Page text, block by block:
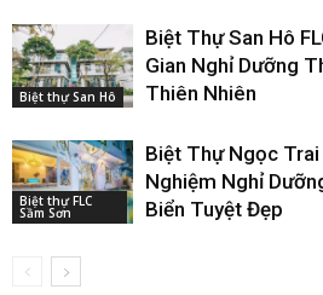
Biệt thự San Hô
Biệt Thự San Hô
Gian Nghỉ Dưỡng
Thiên Nhiên
Biệt thự FLC
Sầm Sơn
Biệt Thự Ngọc Trai
Nghiệm Nghỉ
Biển Tuyệt Đẹp